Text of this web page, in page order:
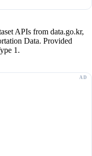
APIs from data.go.kr,
Data. Provided
1.